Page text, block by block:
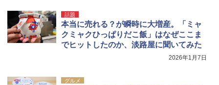
話題
本当に売れる？が瞬時に大増産。「ミャ
クミャクひっぱりだこ飯」はなぜここま
でヒットしたのか、淡路屋に聞いてみた
2026年1月7日
グルメ